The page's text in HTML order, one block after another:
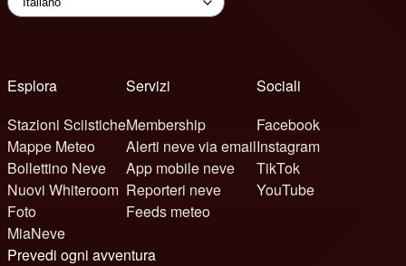
Esplora
Stazioni Sciistiche
Mappe Meteo
Bollettino Neve
Nuovi Whiteroom
Foto
MiaNeve
Servizi
Membership
Alerti neve via email
App mobile neve
Reporteri neve
Feeds meteo
Sociali
Facebook
Instagram
TikTok
YouTube
Prevedi ogni avventura